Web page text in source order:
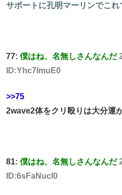
サポートに孔明マーリンでこ
77: 僕はね、名無しさんなんだ
ID:Yhc7ImuE0
>>75
2wave2体をクリ殴りは大分運
81: 僕はね、名無しさんなんだ
ID:6sFaNucI0